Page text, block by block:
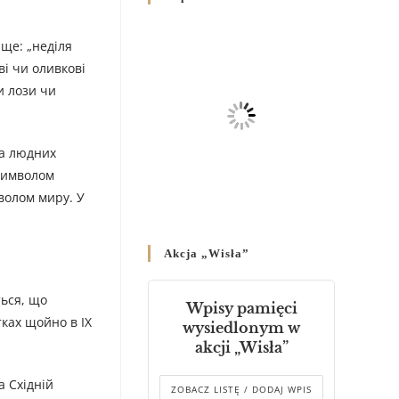
„неділя
чи оливкові
лози чи
люд­них
миру. У
що
щойно в IX
Східній
Родин
Справ Молоді та встановленя
складу Катихитичної Комісії
днях 2-12 липня 2024 р.”
Декрет єпископів
Перемисько-Варшавської
Митрополії стосовно
звершування Божественної
літургії
Akcja „Wisła”
Wpisy pamięci
wysiedlonym w
akcji „Wisła”
ZOBACZ LISTĘ / DODAJ WPIS